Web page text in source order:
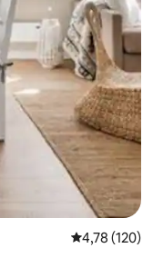
4,78 av 5 i
4,78 (120)